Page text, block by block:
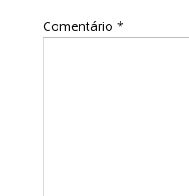
Comentário *